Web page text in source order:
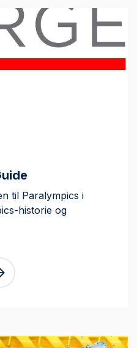
til Paralympics i
historie og